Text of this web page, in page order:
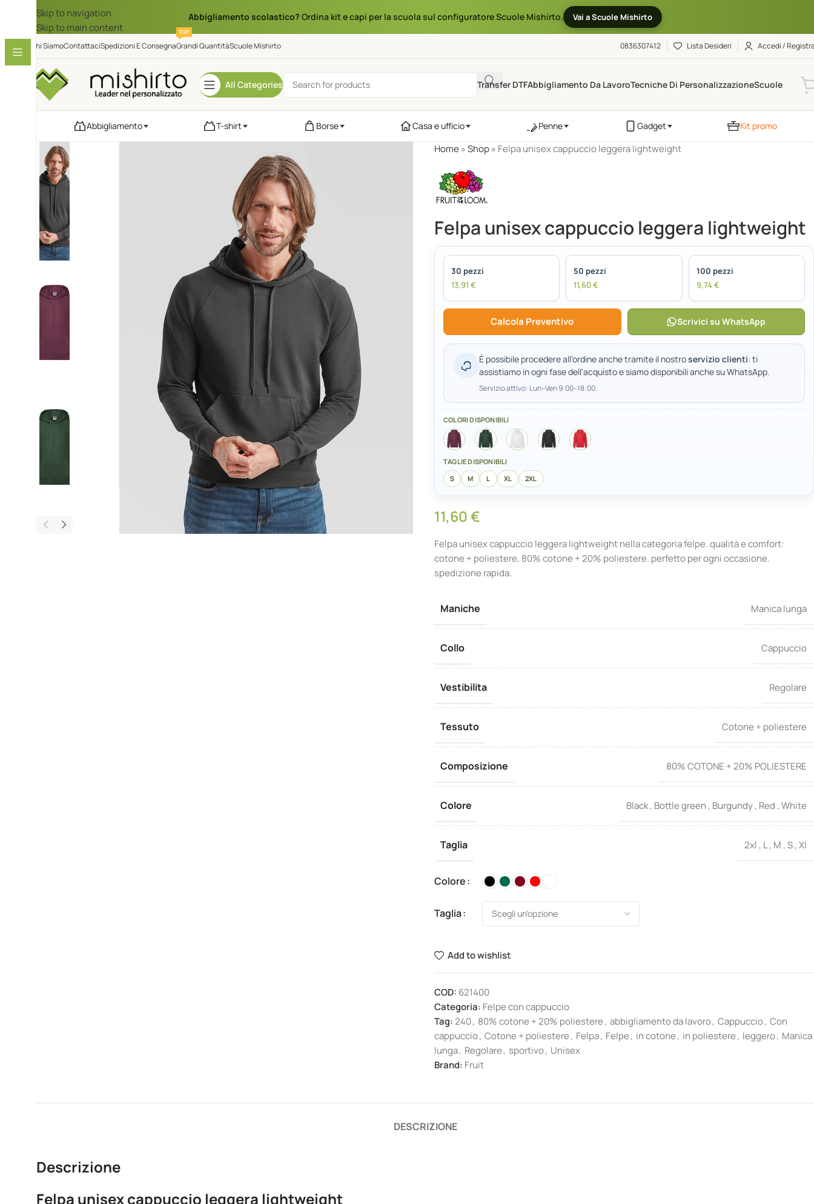
Abbigliamento scolastico? Ordina kit e capi per la scuola sul configuratore Scuole Mishirto. Vai a Scuole Mishirto
Skip to navigation
Skip to main content
Chi SiamoContattaciSpedizioni E ConsegnaGrandi Quantità
TOP
Scuole Mishirto 0836307412 Lista Desideri Accedi /
All Categories Transfer DTFAbbigliamento Da LavoroTecniche Di PersonalizzazioneScuole
Abbigliamento T-shirt Borse Casa e ufficio Penne Gadget Kit promo
Home »Shop» Felpa unisex cappuccio leggera lightweight
Felpa unisex cappuccio leggera lightweight
30 pezzi
13,91 €
50 pezzi
11,60€
100 pezzi
9,74€
Calcola Preventivo Scrivici su WhatsApp
È possibile procedere all'ordine anche tramite il nostroservizio clienti: ti
assistiamo in ogni fase dell'acquisto e siamo disponibili anche su WhatsApp.
Servizio attivo: Lun–Ven 9:00–18:00.
COLORI DISPONIBILI
TAGLIE DISPONIBILI
S
M L XL 2XL
11,60€
Felpa unisex cappuccio leggera lightweight nella categoria felpe. qualità e comfort:
cotone + poliestere, 80% cotone + 20% poliestere. perfetto per ogni occasione.
spedizione rapida.
Maniche Manica lunga
Collo Cappuccio
Vestibilita Regolare
Tessuto Cotone + poliestere
Composizione 80% COTONE + 20% POLIESTERE
Colore Black, Bottle green , Burgundy, Red ,White
Taglia 2xl , L, M ,S,Xl
Colore
Taglia
Add to wishlist
COD: 621400
Categoria: Felpe con cappuccio
Tag:240, 80% cotone + 20% poliestere, abbigliamento da lavoro, Cappuccio, Con
cappuccio, Cotone + poliestere, Felpa, Felpe, in cotone, in poliestere, leggero, Manica
lunga, Regolare, sportivo, Unisex
Brand: Fruit
DESCRIZIONE
Descrizione
Felpa unisex cappuccio leggera lightweight